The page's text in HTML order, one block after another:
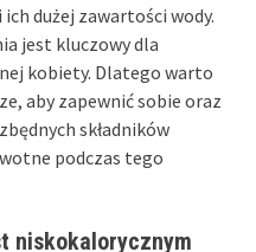
dużej zawartości wody.
jest kluczowy dla
kobiety. Dlatego warto
aby zapewnić sobie oraz
składników
podczas tego
niskokalorycznym